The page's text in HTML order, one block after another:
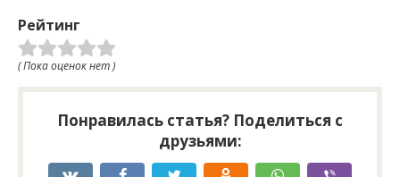
Рейтинг
( Пока оценок нет )
Понравилась статья? Поделиться с
друзьями: